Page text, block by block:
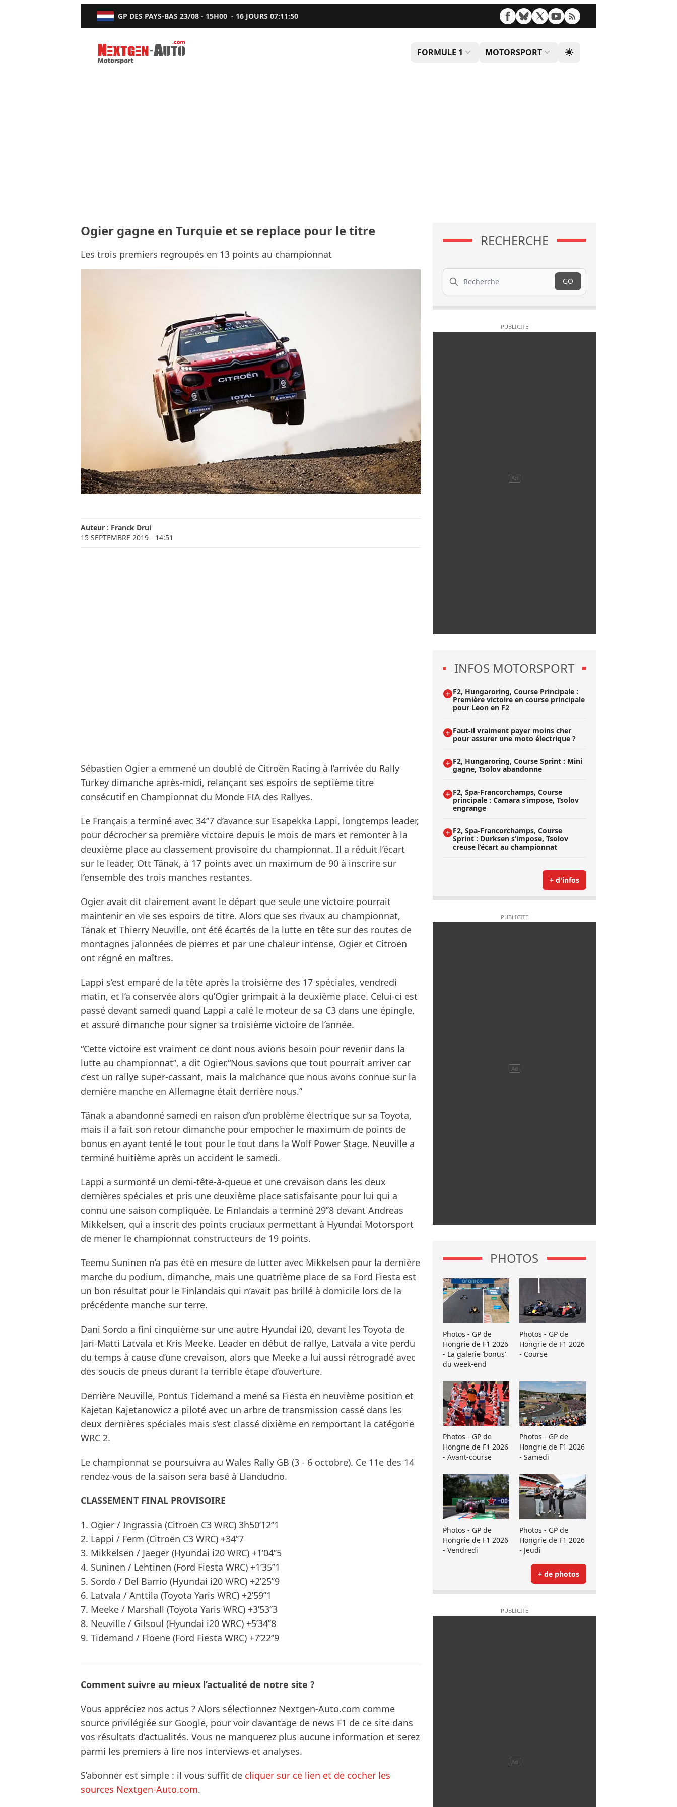
GP DES PAYS-BAS 23/08 - 15H00 - 16 JOURS07:11:49
Nextgen-Auto.com
FORMULE 1 MOTORSPORT
Ogier gagne en Turquie et se replace pour le titre
Les trois premiers regroupés en 13 points au championnat
Auteur : Franck Drui
15 SEPTEMBRE 2019 - 14:51
Sébastien Ogier a emmené un doublé de Citroën Racing à l’arrivée du Rally
Turkey dimanche après-midi, relançant ses espoirs de septième titre
consécutif en Championnat du Monde FIA des Rallyes.
Le Français a terminé avec 34’’7 d’avance sur Esapekka Lappi, longtemps leader,
pour décrocher sa première victoire depuis le mois de mars et remonter à la
deuxième place au classement provisoire du championnat. Il a réduit l’écart
sur le leader, Ott Tänak, à 17 points avec un maximum de 90 à inscrire sur
l’ensemble des trois manches restantes.
Ogier avait dit clairement avant le départ que seule une victoire pourrait
maintenir en vie ses espoirs de titre. Alors que ses rivaux au championnat,
Tänak et Thierry Neuville, ont été écartés de la lutte en tête sur des routes de
montagnes jalonnées de pierres et par une chaleur intense, Ogier et Citroën
ont régné en maîtres.
Lappi s’est emparé de la tête après la troisième des 17 spéciales, vendredi
matin, et l’a conservée alors qu’Ogier grimpait à la deuxième place. Celui-ci est
passé devant samedi quand Lappi a calé le moteur de sa C3 dans une épingle,
et assuré dimanche pour signer sa troisième victoire de l’année.
“Cette victoire est vraiment ce dont nous avions besoin pour revenir dans la
lutte au championnat”, a dit Ogier.“Nous savions que tout pourrait arriver car
c’est un rallye super-cassant, mais la malchance que nous avons connue sur la
dernière manche en Allemagne était derrière nous.”
Tänak a abandonné samedi en raison d’un problème électrique sur sa Toyota,
mais il a fait son retour dimanche pour empocher le maximum de points de
bonus en ayant tenté le tout pour le tout dans la Wolf Power Stage. Neuville a
terminé huitième après un accident le samedi.
Lappi a surmonté un demi-tête-à-queue et une crevaison dans les deux
dernières spéciales et pris une deuxième place satisfaisante pour lui qui a
connu une saison compliquée. Le Finlandais a terminé 29’’8 devant Andreas
Mikkelsen, qui a inscrit des points cruciaux permettant à Hyundai Motorsport
de mener le championnat constructeurs de 19 points.
Teemu Suninen n’a pas été en mesure de lutter avec Mikkelsen pour la dernière
marche du podium, dimanche, mais une quatrième place de sa Ford Fiesta est
un bon résultat pour le Finlandais qui n’avait pas brillé à domicile lors de la
précédente manche sur terre.
Dani Sordo a fini cinquième sur une autre Hyundai i20, devant les Toyota de
Jari-Matti Latvala et Kris Meeke. Leader en début de rallye, Latvala a vite perdu
du temps à cause d’une crevaison, alors que Meeke a lui aussi rétrogradé avec
des soucis de pneus durant la terrible étape d’ouverture.
Derrière Neuville, Pontus Tidemand a mené sa Fiesta en neuvième position et
Kajetan Kajetanowicz a piloté avec un arbre de transmission cassé dans les
deux dernières spéciales mais s’est classé dixième en remportant la catégorie
WRC 2.
Le championnat se poursuivra au Wales Rally GB (3 - 6 octobre). Ce 11e des 14
rendez-vous de la saison sera basé à Llandudno.
CLASSEMENT FINAL PROVISOIRE
1. Ogier / Ingrassia (Citroën C3 WRC) 3h50’12’’1
2. Lappi / Ferm (Citroën C3 WRC) +34’’7
3. Mikkelsen / Jaeger (Hyundai i20 WRC) +1’04’’5
4. Suninen / Lehtinen (Ford Fiesta WRC) +1’35’’1
5. Sordo / Del Barrio (Hyundai i20 WRC) +2’25’’9
6. Latvala / Anttila (Toyota Yaris WRC) +2’59’’1
7. Meeke / Marshall (Toyota Yaris WRC) +3’53’’3
8. Neuville / Gilsoul (Hyundai i20 WRC) +5’34’’8
9. Tidemand / Floene (Ford Fiesta WRC) +7’22’’9
Comment suivre au mieux l’actualité de notre site ?
Vous appréciez nos actus ? Alors sélectionnez Nextgen-Auto.com comme
source privilégiée sur Google, pour voir davantage de news F1 de ce site dans
vos résultats d’actualités. Vous ne manquerez plus aucune information et serez
parmi les premiers à lire nos interviews et analyses.
S’abonner est simple : il vous suffit de cliquer sur ce lien et de cocher les
sources Nextgen-Auto.com.
RECHERCHE
Recherche
GO
INFOS MOTORSPORT
F2, Hungaroring, Course Principale :
Première victoire en course principale
pour Leon en F2
Faut-il vraiment payer moins cher
pour assurer une moto électrique ?
F2, Hungaroring, Course Sprint : Mini
gagne, Tsolov abandonne
F2, Spa-Francorchamps, Course
principale : Camara s’impose, Tsolov
engrange
F2, Spa-Francorchamps, Course
Sprint : Durksen s’impose, Tsolov
creuse l’écart au championnat
+ d'infos
PHOTOS
Photos - GP de
Hongrie de F1 2026
- La galerie ’bonus’
du week-end
Photos - GP de
Hongrie de F1 2026
- Course
Photos - GP de
Hongrie de F1 2026
- Avant-course
Photos - GP de
Hongrie de F1 2026
- Samedi
Photos - GP de
Hongrie de F1 2026
- Vendredi
Photos - GP de
Hongrie de F1 2026
- Jeudi
+ de photos